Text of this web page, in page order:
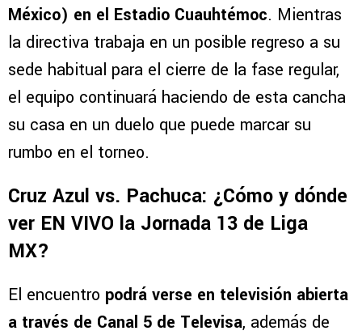
México) en el Estadio Cuauhtémoc. Mientras
la directiva trabaja en un posible regreso a su
sede habitual para el cierre de la fase regular,
el equipo continuará haciendo de esta cancha
su casa en un duelo que puede marcar su
rumbo en el torneo.
Cruz Azul vs. Pachuca: ¿Cómo y dónde
ver EN VIVO la Jornada 13 de Liga
MX?
El encuentro podrá verse en televisión abierta
a través de Canal 5 de Televisa, además de